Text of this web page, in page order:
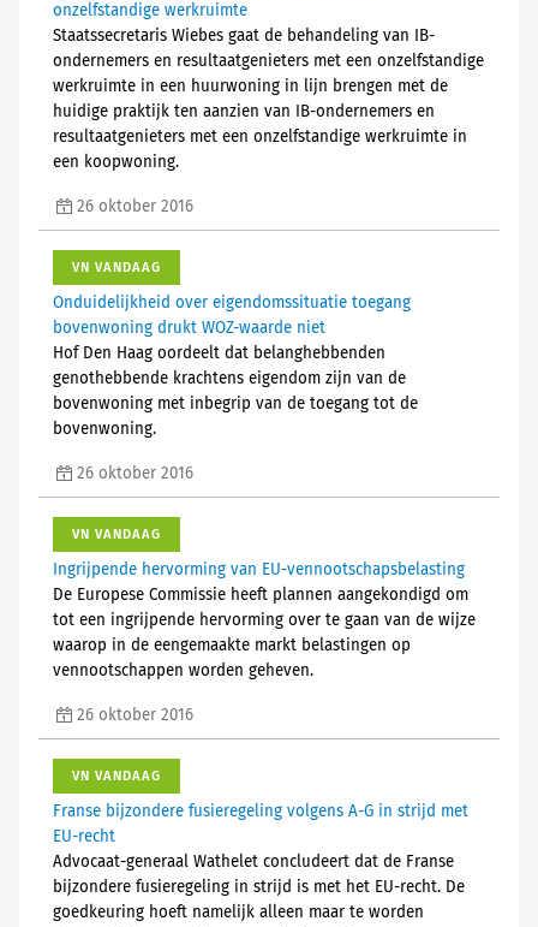
onzelfstandige werkruimte
Staatssecretaris Wiebes gaat de behandeling van IB-
ondernemers en resultaatgenieters met een onzelfstandige
werkruimte in een huurwoning in lijn brengen met de
huidige praktijk ten aanzien van IB-ondernemers en
resultaatgenieters met een onzelfstandige werkruimte in
een koopwoning.
26 oktober 2016
VN VANDAAG
Onduidelijkheid over eigendomssituatie toegang
bovenwoning drukt WOZ-waarde niet
Hof Den Haag oordeelt dat belanghebbenden
genothebbende krachtens eigendom zijn van de
bovenwoning met inbegrip van de toegang tot de
bovenwoning.
26 oktober 2016
VN VANDAAG
Ingrijpende hervorming van EU-vennootschapsbelasting
De Europese Commissie heeft plannen aangekondigd om
tot een ingrijpende hervorming over te gaan van de wijze
waarop in de eengemaakte markt belastingen op
vennootschappen worden geheven.
26 oktober 2016
VN VANDAAG
Franse bijzondere fusieregeling volgens A-G in strijd met
EU-recht
Advocaat-generaal Wathelet concludeert dat de Franse
bijzondere fusieregeling in strijd is met het EU-recht. De
goedkeuring hoeft namelijk alleen maar te worden